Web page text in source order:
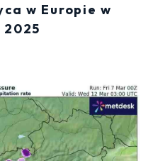
w Europie w